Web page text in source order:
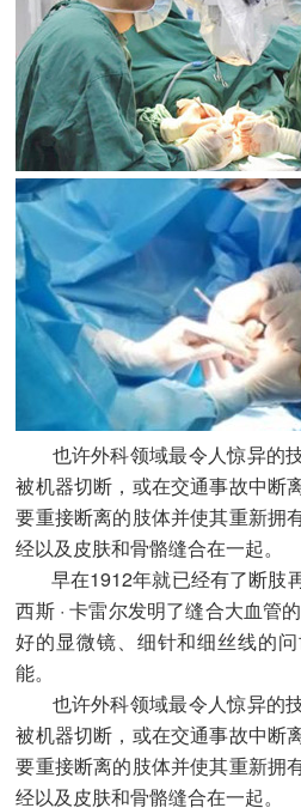
也许外科领域最令人惊异的
被机器切断，或在交通事故中断
要重接断离的肢体并使其重新拥
经以及皮肤和骨骼缝合在一起。
早在1912年就已经有了断肢
西斯 · 卡雷尔发明了缝合大血管
好的显微镜、细针和细丝线的
能。
也许外科领域最令人惊异的
被机器切断，或在交通事故中断
要重接断离的肢体并使其重新拥
经以及皮肤和骨骼缝合在一起。